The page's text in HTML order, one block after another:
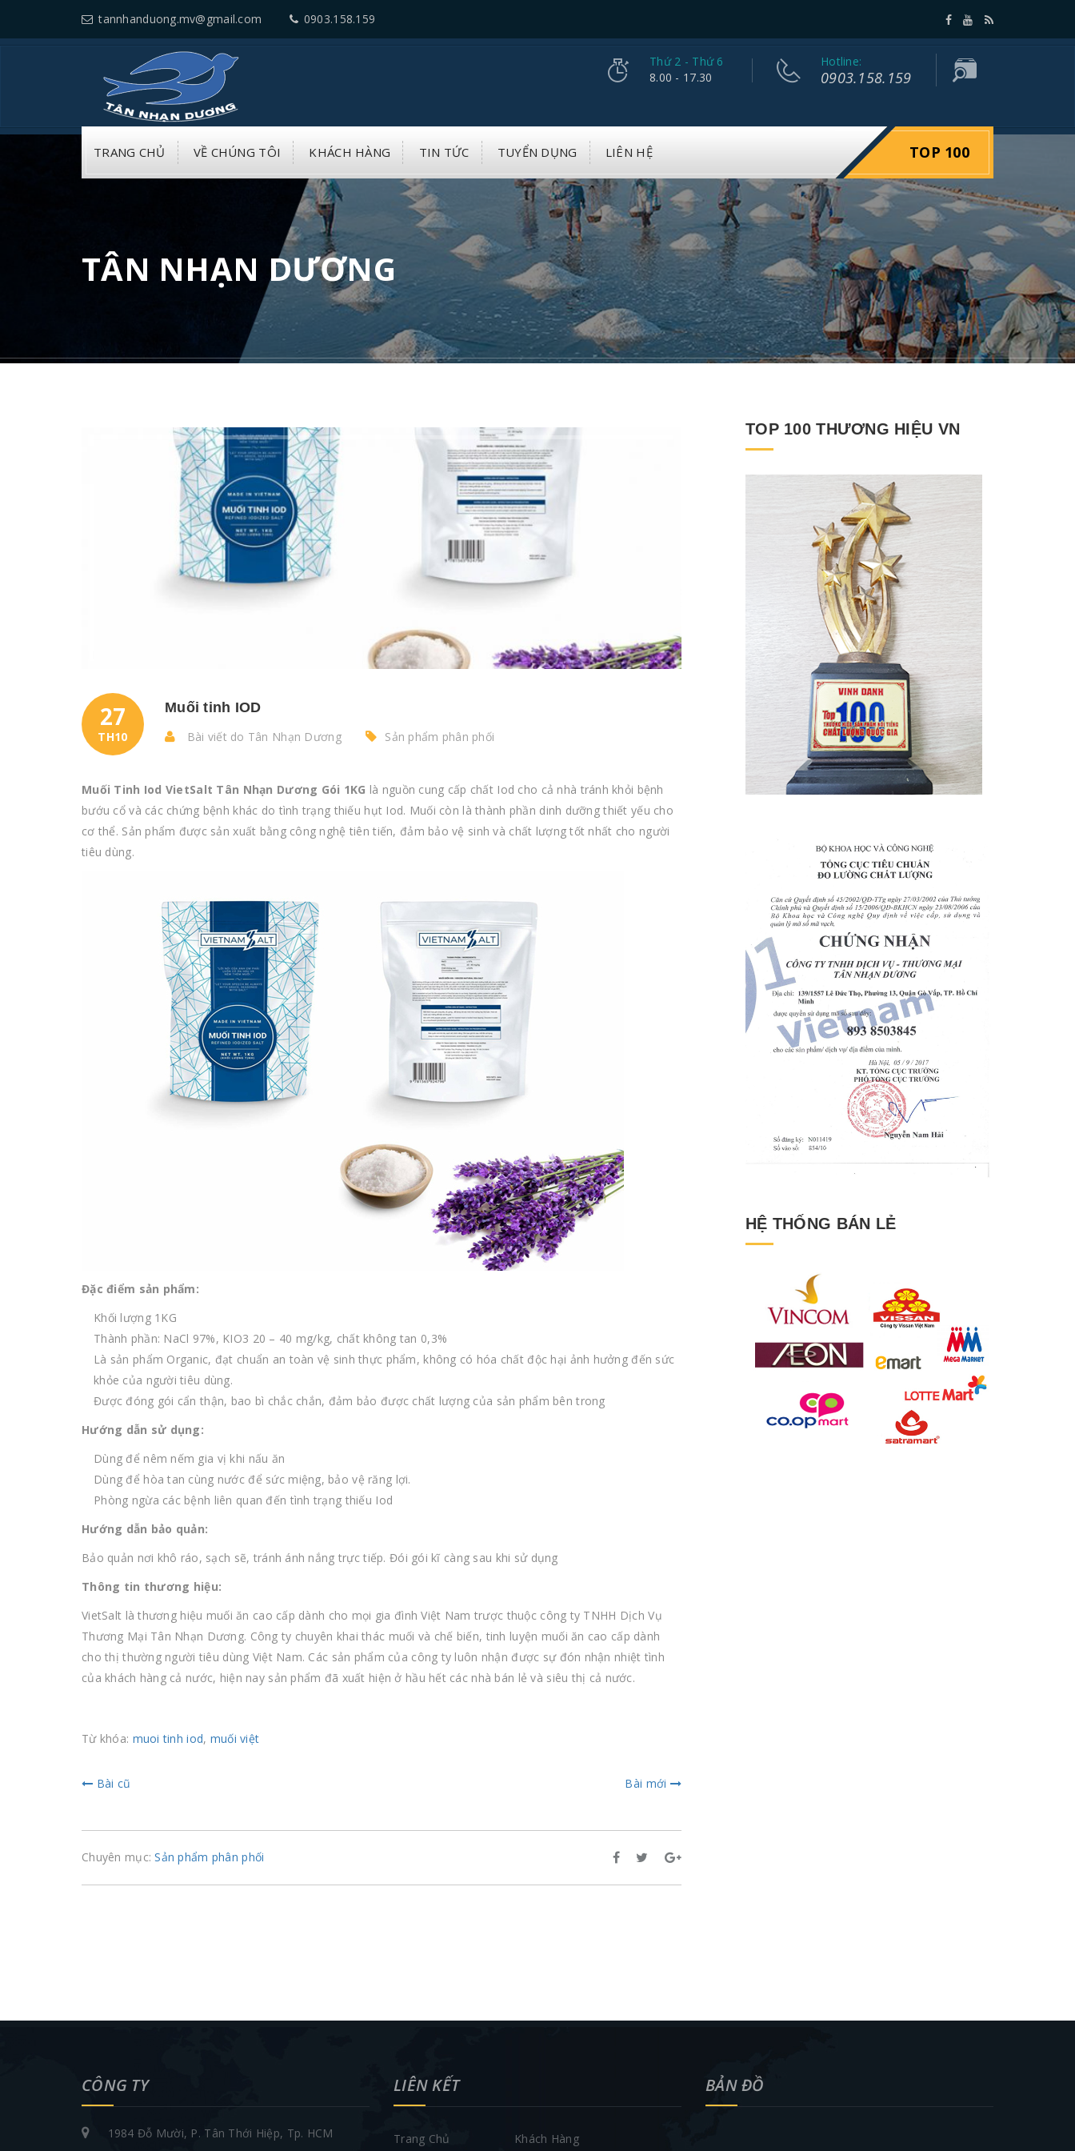
tannhanduong.mv@gmail.com 0903.158.159
Thứ 2 - Thứ 6
8.00 - 17.30
Hotline:
0903.158.159
TRANG CHỦ VỀ CHÚNG TÔI KHÁCH HÀNG TIN TỨC TUYỂN DỤNG LIÊN HỆ TOP 100
TÂN NHẠN DƯƠNG
27
TH10
Muối tinh IOD
Bài viết do Tân Nhạn Dương Sản phẩm phân phối
Muối Tinh Iod VietSalt Tân Nhạn Dương Gói 1KG là nguồn cung cấp chất Iod cho cả nhà tránh khỏi bệnh
bướu cổ và các chứng bệnh khác do tình trạng thiếu hụt Iod. Muối còn là thành phần dinh dưỡng thiết yếu cho
cơ thể. Sản phẩm được sản xuất bằng công nghệ tiên tiến, đảm bảo vệ sinh và chất lượng tốt nhất cho người
tiêu dùng.
Đặc điểm sản phẩm:
Khối lượng 1KG
Thành phần: NaCl 97%, KIO3 20 – 40 mg/kg, chất không tan 0,3%
Là sản phẩm Organic, đạt chuẩn an toàn vệ sinh thực phẩm, không có hóa chất độc hại ảnh hưởng đến sức
khỏe của người tiêu dùng.
Được đóng gói cẩn thận, bao bì chắc chắn, đảm bảo được chất lượng của sản phẩm bên trong
Hướng dẫn sử dụng:
Dùng để nêm nếm gia vị khi nấu ăn
Dùng để hòa tan cùng nước để sức miệng, bảo vệ răng lợi.
Phòng ngừa các bệnh liên quan đến tình trạng thiếu Iod
Hướng dẫn bảo quản:
Bảo quản nơi khô ráo, sạch sẽ, tránh ánh nắng trực tiếp. Đói gói kĩ càng sau khi sử dụng
Thông tin thương hiệu:
VietSalt là thương hiệu muối ăn cao cấp dành cho mọi gia đình Việt Nam trược thuộc công ty TNHH Dịch Vụ
Thương Mại Tân Nhạn Dương. Công ty chuyên khai thác muối và chế biến, tinh luyện muối ăn cao cấp dành
cho thị thường người tiêu dùng Việt Nam. Các sản phẩm của công ty luôn nhận được sự đón nhận nhiệt tình
của khách hàng cả nước, hiện nay sản phẩm đã xuất hiện ở hầu hết các nhà bán lẻ và siêu thị cả nước.
Từ khóa: muoi tinh iod, muối việt
Bài cũ Bài mới
Chuyên mục:Sản phẩm phân phối
TOP 100 THƯƠNG HIỆU VN
HỆ THỐNG BÁN LẺ
CÔNG TY
1984 Đỗ Mười, P. Tân Thới Hiệp, Tp. HCM
LIÊN KẾT
Trang Chủ Khách Hàng
BẢN ĐỒ